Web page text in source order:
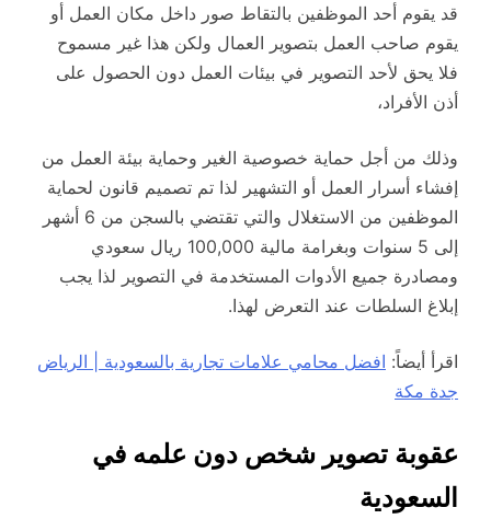
قد يقوم أحد الموظفين بالتقاط صور داخل مكان العمل أو
يقوم صاحب العمل بتصوير العمال ولكن هذا غير مسموح
فلا يحق لأحد التصوير في بيئات العمل دون الحصول على
أذن الأفراد،
وذلك من أجل حماية خصوصية الغير وحماية بيئة العمل من
إفشاء أسرار العمل أو التشهير لذا تم تصميم قانون لحماية
الموظفين من الاستغلال والتي تقتضي بالسجن من 6 أشهر
إلى 5 سنوات وبغرامة مالية 100,000 ريال سعودي
ومصادرة جميع الأدوات المستخدمة في التصوير لذا يجب
إبلاغ السلطات عند التعرض لهذا.
اقرأ أيضاً: افضل محامي علامات تجارية بالسعودية | الرياض
جدة مكة
عقوبة تصوير شخص دون علمه في
السعودية